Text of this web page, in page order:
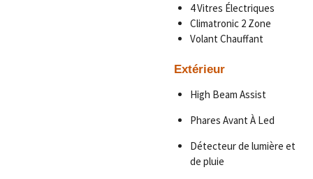
4 Vitres Électriques
Climatronic 2 Zone
Volant Chauffant
Extérieur
High Beam Assist
Phares Avant À Led
Détecteur de lumière et
de pluie